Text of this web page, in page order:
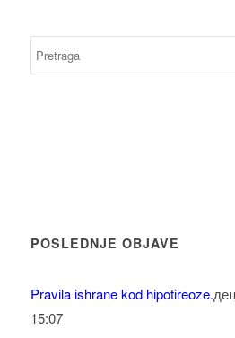
POSLEDNJE OBJAVE
Pravila ishrane kod hipotireoze.
15:07